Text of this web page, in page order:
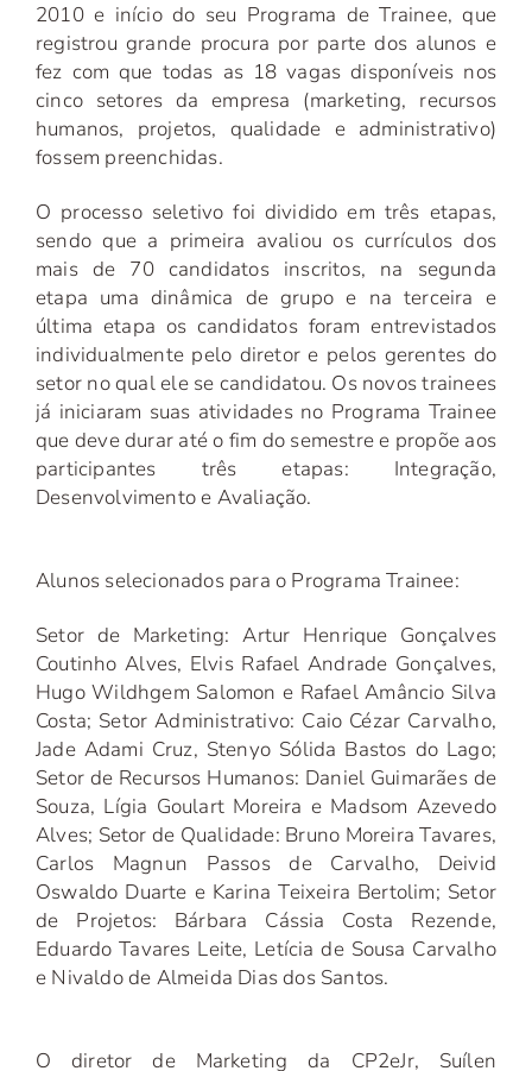
2010 e início do seu Programa de Trainee, que
registrou grande procura por parte dos alunos e
fez com que todas as 18 vagas disponíveis nos
cinco setores da empresa (marketing, recursos
humanos, projetos, qualidade e administrativo)
fossem preenchidas.
O processo seletivo foi dividido em três etapas,
sendo que a primeira avaliou os currículos dos
mais de 70 candidatos inscritos, na segunda
etapa uma dinâmica de grupo e na terceira e
última etapa os candidatos foram entrevistados
individualmente pelo diretor e pelos gerentes do
setor no qual ele se candidatou. Os novos trainees
já iniciaram suas atividades no Programa Trainee
que deve durar até o fim do semestre e propõe aos
participantes três etapas: Integração,
Desenvolvimento e Avaliação.
Alunos selecionados para o Programa Trainee:
Setor de Marketing: Artur Henrique Gonçalves
Coutinho Alves, Elvis Rafael Andrade Gonçalves,
Hugo Wildhgem Salomon e Rafael Amâncio Silva
Costa; Setor Administrativo: Caio Cézar Carvalho,
Jade Adami Cruz, Stenyo Sólida Bastos do Lago;
Setor de Recursos Humanos: Daniel Guimarães de
Souza, Lígia Goulart Moreira e Madsom Azevedo
Alves; Setor de Qualidade: Bruno Moreira Tavares,
Carlos Magnun Passos de Carvalho, Deivid
Oswaldo Duarte e Karina Teixeira Bertolim; Setor
de Projetos: Bárbara Cássia Costa Rezende,
Eduardo Tavares Leite, Letícia de Sousa Carvalho
e Nivaldo de Almeida Dias dos Santos.
O diretor de Marketing da CP2eJr, Suílen